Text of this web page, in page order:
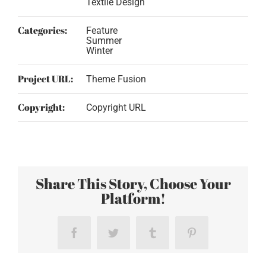
Categories:
Feature
Summer
Winter
Project URL: Theme Fusion
Copyright: Copyright URL
Share This Story, Choose Your
Platform!
FacebookTwitter Tumblr Pinterest